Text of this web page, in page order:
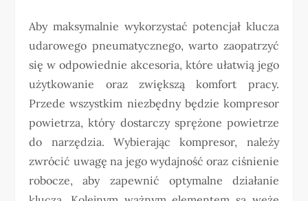
Aby maksymalnie wykorzystać potencjał klucza
udarowego pneumatycznego, warto zaopatrzyć
się w odpowiednie akcesoria, które ułatwią jego
użytkowanie oraz zwiększą komfort pracy.
Przede wszystkim niezbędny będzie kompresor
powietrza, który dostarczy sprężone powietrze
do narzędzia. Wybierając kompresor, należy
zwrócić uwagę na jego wydajność oraz ciśnienie
robocze, aby zapewnić optymalne działanie